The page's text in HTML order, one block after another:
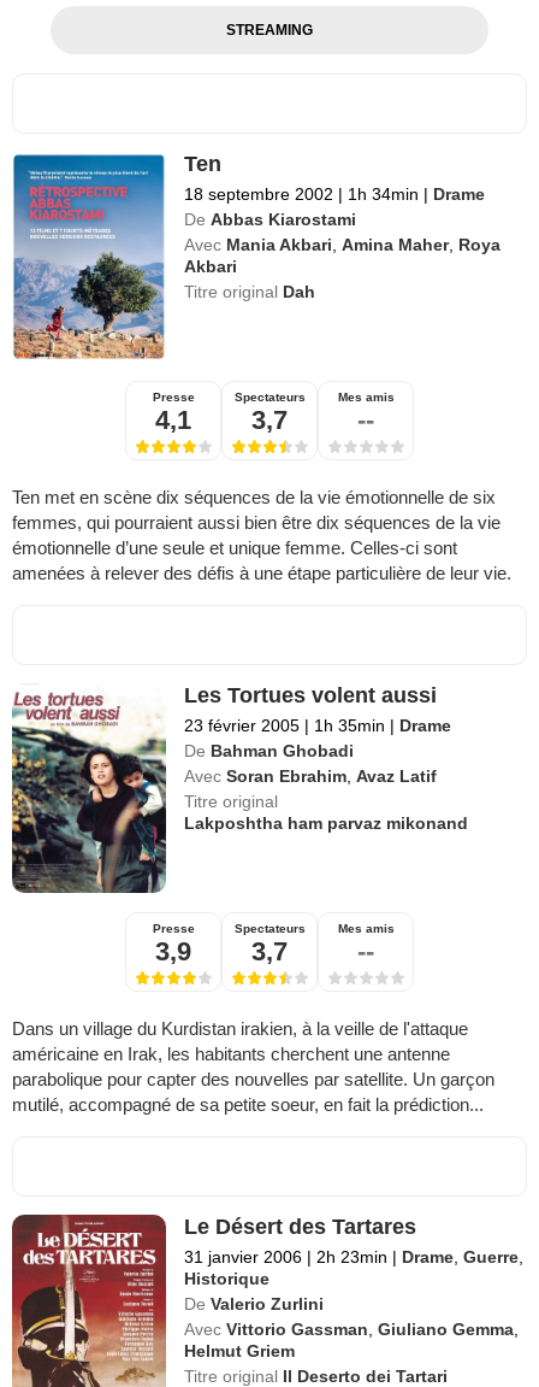
STREAMING
Ten
18 septembre 2002 | 1h 34min | Drame
De Abbas Kiarostami
Avec Mania Akbari ,Amina Maher, Roya
Akbari
Titre original Dah
Presse
4,1
Spectateurs
3,7
Mes amis
--
Ten met en scène dix séquences de la vie émotionnelle de six
femmes, qui pourraient aussi bien être dix séquences de la vie
émotionnelle d’une seule et unique femme. Celles-ci sont
amenées à relever des défis à une étape particulière de leur vie.
Les Tortues volent aussi
23 février 2005 | 1h 35min | Drame
De Bahman Ghobadi
Avec Soran Ebrahim ,Avaz Latif
Titre original
Lakposhtha ham parvaz mikonand
Presse
3,9
Spectateurs
3,7
Mes amis
--
Dans un village du Kurdistan irakien, à la veille de l'attaque
américaine en Irak, les habitants cherchent une antenne
parabolique pour capter des nouvelles par satellite. Un garçon
mutilé, accompagné de sa petite soeur, en fait la prédiction...
Le Désert des Tartares
31 janvier 2006 | 2h 23min | Drame ,Guerre
Historique
De Valerio Zurlini
Avec Vittorio Gassman ,Giuliano Gemma
Helmut Griem
Titre original Il Deserto dei Tartari